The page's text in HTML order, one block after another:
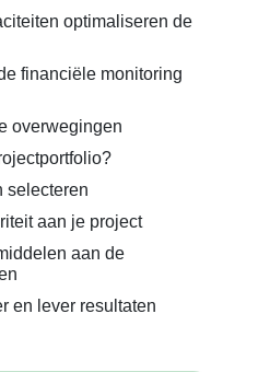
optimaliseren de
financiële monitoring
overwegingen
selecteren
aan je project
aan de
en lever resultaten